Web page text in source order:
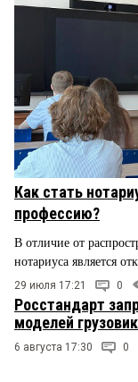
Как стать
профессию?
В отличие от
нотариуса является
29 июля 17:21 0
Росстандарт
моделей
6 августа 17:30 0